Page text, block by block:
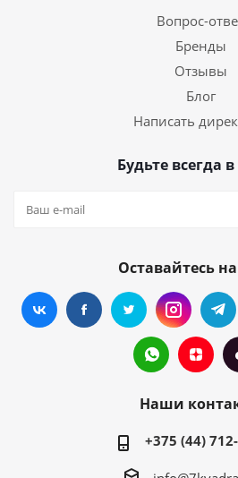
Вопрос-
Бренды
Отзывы
Блог
Написать
Будьте всегда в
Оставайтесь
Наши
+375 (44)